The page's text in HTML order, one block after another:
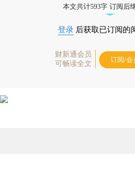
本文共计593字 订阅后
登录 后获取已订阅的
财新通会员
可畅读全文
订阅/会